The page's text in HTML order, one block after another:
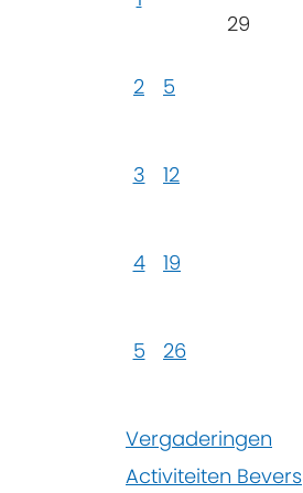
29
2 5
3 12
4 19
5 26
Vergaderingen
Activiteiten Bevers